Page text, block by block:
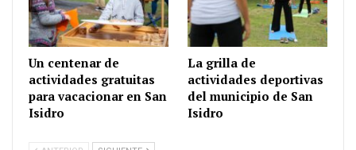
Un centenar de
actividades gratuitas
para vacacionar en San
Isidro
La grilla de
actividades deportivas
del municipio de San
Isidro